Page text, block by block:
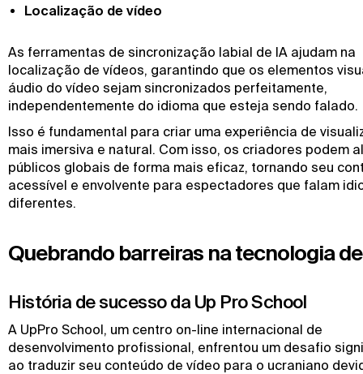
Localização de vídeo
As ferramentas de sincronização labial de IA ajudam na
localização de vídeos, garantindo que os elementos
áudio do vídeo sejam sincronizados perfeitamente,
independentemente do idioma que esteja sendo falado.
Isso é fundamental para criar uma experiência de
mais imersiva e natural. Com isso, os criadores podem
públicos globais de forma mais eficaz, tornando seu
acessível e envolvente para espectadores que falam
diferentes.
Quebrando barreiras na tecnologia
História de sucesso da Up Pro School
A UpPro School, um centro on-line internacional de
desenvolvimento profissional, enfrentou um desafio
ao traduzir seu conteúdo de vídeo para o ucraniano